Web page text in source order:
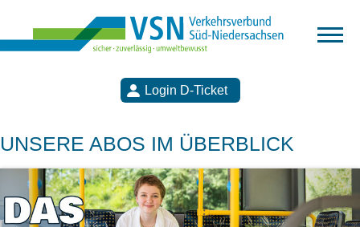
Login D-Ticket
UNSERE ABOS IM ÜBERBLICK